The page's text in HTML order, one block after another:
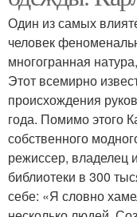
Один из самых
человек
многогранная
Этот всемирно
происхождения
года. Помимо этого
собственного
режиссер, владелец
библиотеки в 300
себе: «Я словно